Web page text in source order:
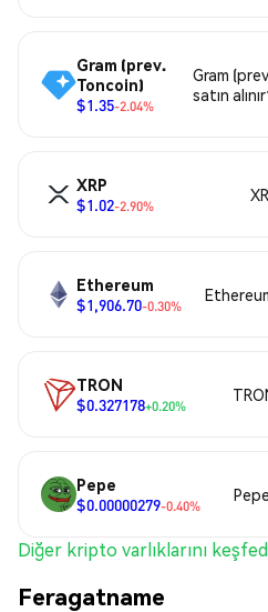
Gram (prev.
Toncoin)
$1.35-2.04%
Gram
satın
XRP
$1.02-2.90%
Ethereum
$1,906.70-0.30%
TRON
$0.327178+0.20%
Pepe
$0.00000279-0.40%
Diğer kripto varlıklarını
Feragatname